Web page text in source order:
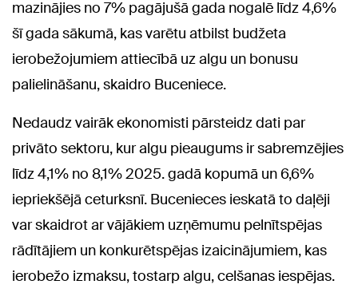
mazinājies no 7% pagājušā gada nogalē līdz 4,6%
šī gada sākumā, kas varētu atbilst budžeta
ierobežojumiem attiecībā uz algu un bonusu
palielināšanu, skaidro Buceniece.
Nedaudz vairāk ekonomisti pārsteidz dati par
privāto sektoru, kur algu pieaugums ir sabremzējies
līdz 4,1% no 8,1% 2025. gadā kopumā un 6,6%
iepriekšējā ceturksnī. Bucenieces ieskatā to daļēji
var skaidrot ar vājākiem uzņēmumu pelnītspējas
rādītājiem un konkurētspējas izaicinājumiem, kas
ierobežo izmaksu, tostarp algu, celšanas iespējas.